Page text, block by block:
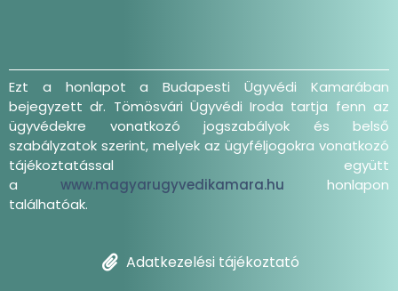
Ezt a honlapot a Budapesti Ügyvédi Kamarában
bejegyzett dr. Tömösvári Ügyvédi Iroda tartja fenn az
ügyvédekre vonatkozó jogszabályok és belső
szabályzatok szerint, melyek az ügyféljogokra vonatkozó
tájékoztatással együtt
a www.magyarugyvedikamara.hu honlapon
találhatóak.
Adatkezelési tájékoztató